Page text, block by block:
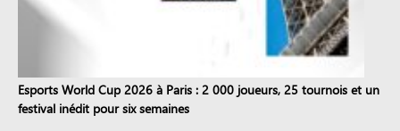
Esports World Cup 2026 à Paris : 2 000 joueurs, 25 tournois et un
festival inédit pour six semaines